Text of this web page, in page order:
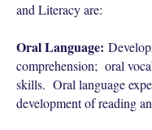
and Literacy are:
Oral Language:
comprehension; oral
skills. Oral language
development of reading